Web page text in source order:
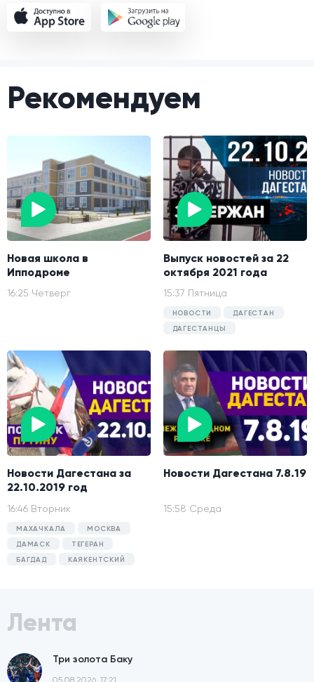
Рекомендуем
Новая школа в
Ипподроме
16:25 Четверг
Выпуск новостей за 22
октября 2021 года
15:37 Пятница
НОВОСТИ
ДАГЕСТАН
ДАГЕСТАНЦЫ
Новости Дагестана за
22.10.2019 год
16:46 Вторник
МАХАЧКАЛА
МОСКВА
ДАМАСК
ТЕГЕРАН
БАГДАД
КАЯКЕНТСКИЙ
Новости Дагестана 7.8.19
15:58 Среда
Лента
Три золота Баку
05.08.2026, 17:21